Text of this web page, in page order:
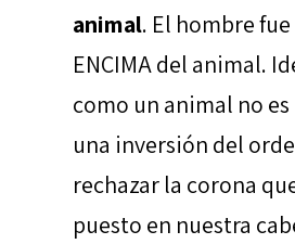
animal. El hombre
ENCIMA del animal.
como un animal no
una inversión del
rechazar la corona
puesto en nuestra